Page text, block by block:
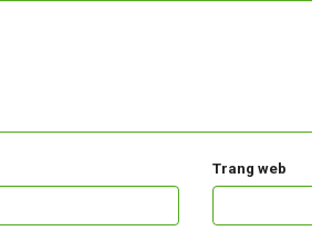
Trang web